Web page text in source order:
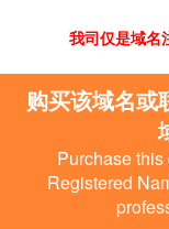
我司仅是域名
购买该域名或
Purchase
Registered